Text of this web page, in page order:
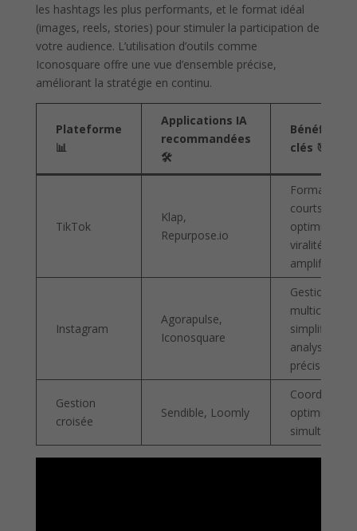
les hashtags les plus performants, et le format idéal
(images, reels, stories) pour stimuler la participation de
votre audience. L’utilisation d’outils comme
Iconosquare offre une vue d’ensemble précise,
améliorant la stratégie en continu.
Plateforme
📊
Applications IA
recommandées
🛠️
Bénéfices
clés 🎯
TikTok
Klap,
Repurpose.io
Formats
courts
optimisés,
viralité
amplifiée
Instagram
Agorapulse,
Iconosquare
Gestion
multicompte
simplifiée,
analyse
précise
Gestion
croisée
Sendible, Loomly
optimisation
simultanée